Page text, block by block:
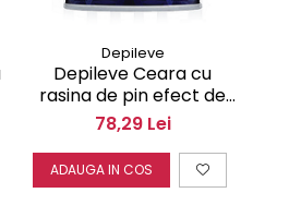
Depileve
Depileve Ceara cu
rasina de pin efect de
rejunerare fara banda,
de unica folosinta
Cerazyme DNA Mask
Rosin Wax 800gr
78,29 Lei
ADAUGA IN COS